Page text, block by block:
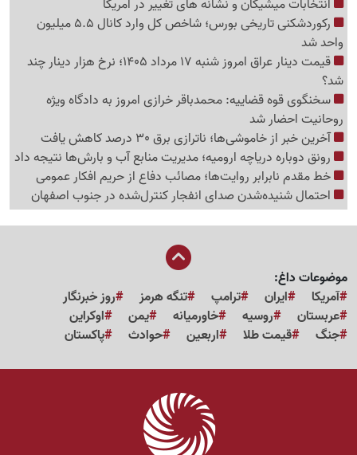
انتخابات میشیگان و نشانه های تغییر در آمریکا
رکوردشکنی تاریخی بورس؛ شاخص کل وارد کانال 5.5 میلیون
واحد شد
قیمت دینار عراق امروز شنبه 17 مرداد 1405؛ نرخ هزار دینار چند
شد؟
سخنگوی قوه قضاییه: محمدباقر خرازی امروز به دادگاه ویژه
روحانیت احضار شد
آخرین خبر از خاموشی‌ها؛ ناترازی برق 30 درصد کاهش یافت
رونق دوباره دریاچه ارومیه؛ مدیریت منابع آب و بارش‌ها نتیجه داد
خط مقدم نابرابر روایت‌ها؛ مصائب دفاع از حریم افکار عمومی
احتمال شنیده‌شدن صدای انفجار کنترل‌شده در جنوب اصفهان
موضوعات داغ:
آمریکا
ایران ترامپ تنگه هرمز
روز خبرنگار
عربستان
روسیه خاورمیانه یمن
اوکراین
جنگ
قیمت طلا اربعین حوادث پاکستان